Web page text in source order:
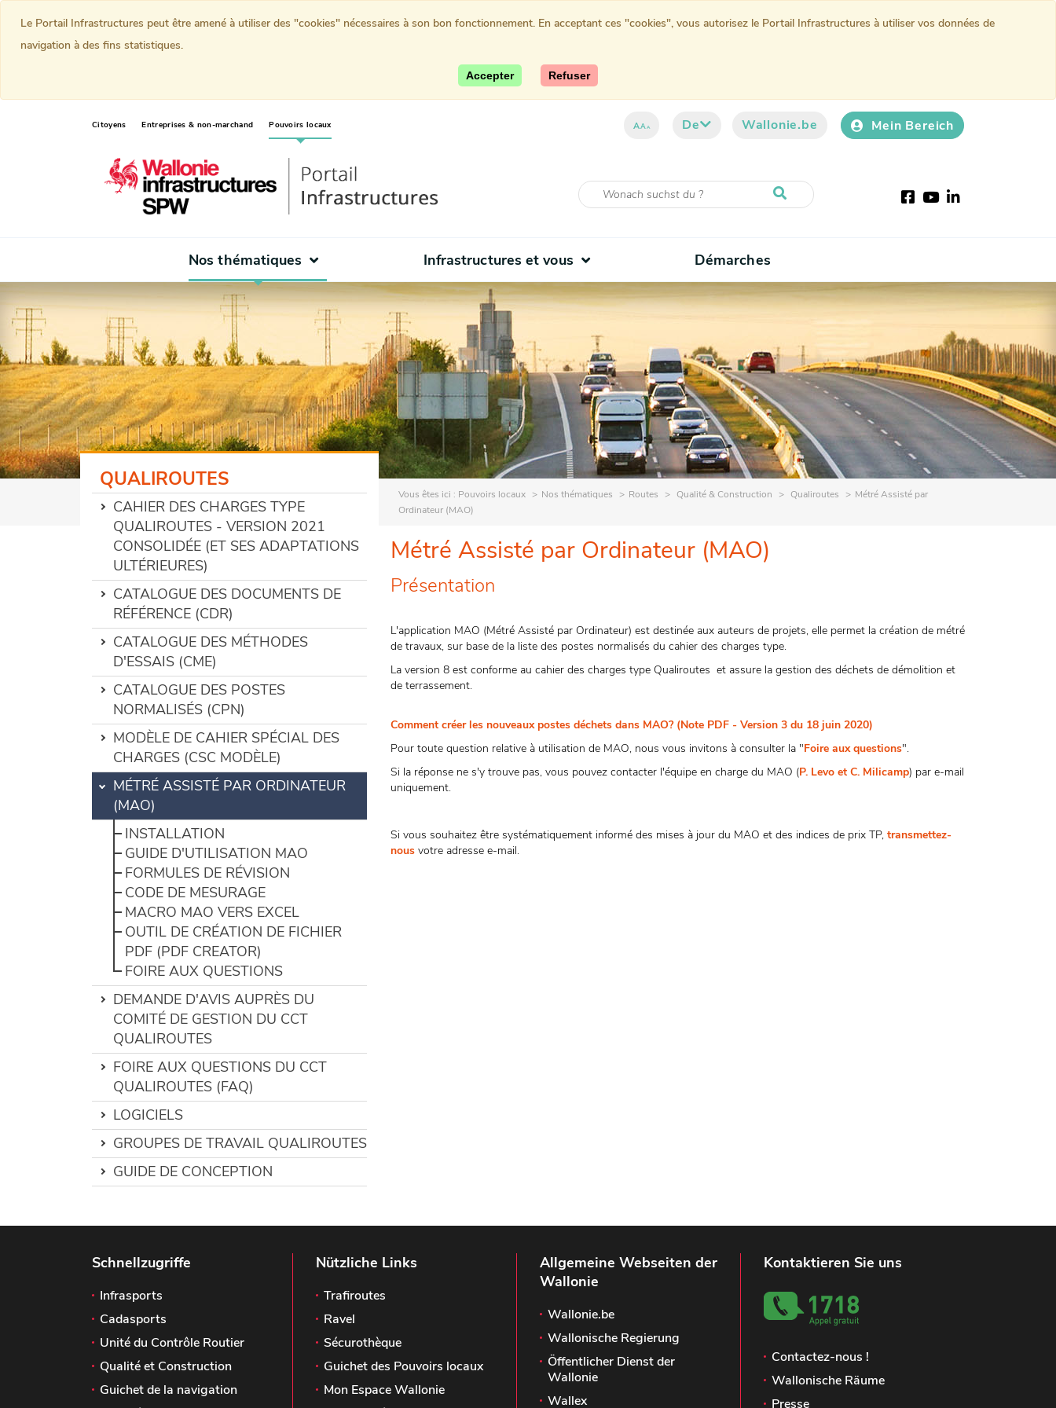
Citoyens Entreprises & non-marchand Pouvoirs locaux(current) AAA De Wallonie.be Mein Bereich
Facebook
YoutubeLinkedIn
Nos thématiques Infrastructures et vous Démarches
Vous êtes ici : Pouvoirs locaux Nos thématiques Routes Qualité & Construction Qualiroutes
Métré Assisté par
Ordinateur (MAO)
QUALIROUTES
CAHIER DES CHARGES TYPE
QUALIROUTES - VERSION 2021
CONSOLIDÉE (ET SES ADAPTATIONS
ULTÉRIEURES)
CATALOGUE DES DOCUMENTS DE
RÉFÉRENCE (CDR)
CATALOGUE DES MÉTHODES
D'ESSAIS (CME)
CATALOGUE DES POSTES
NORMALISÉS (CPN)
MODÈLE DE CAHIER SPÉCIAL DES
CHARGES (CSC MODÈLE)
MÉTRÉ ASSISTÉ PAR ORDINATEUR
(MAO)
INSTALLATION
GUIDE D'UTILISATION MAO
FORMULES DE RÉVISION
CODE DE MESURAGE
MACRO MAO VERS EXCEL
OUTIL DE CRÉATION DE FICHIER
PDF (PDF CREATOR)
FOIRE AUX QUESTIONS
DEMANDE D'AVIS AUPRÈS DU
COMITÉ DE GESTION DU CCT
QUALIROUTES
FOIRE AUX QUESTIONS DU CCT
QUALIROUTES (FAQ)
LOGICIELS
GROUPES DE TRAVAIL QUALIROUTES
GUIDE DE CONCEPTION
Métré Assisté par Ordinateur (MAO)
Présentation
L'application MAO (Métré Assisté par Ordinateur) est destinée aux auteurs de projets, elle permet la création de métré
de travaux, sur base de la liste des postes normalisés du cahier des charges type.
La version 8 est conforme au cahier des charges type Qualiroutes et assure la gestion des déchets de démolition et
de terrassement.
Comment créer les nouveaux postes déchets dans MAO? (Note PDF - Version 3 du 18 juin 2020)
Pour toute question relative à utilisation de MAO, nous vous invitons à consulter la "Foire aux questions".
Si la réponse ne s'y trouve pas, vous pouvez contacter l'équipe en charge du MAO (P. Levo et C. Milicamp) par e-mail
uniquement.
Si vous souhaitez être systématiquement informé des mises à jour du MAO et des indices de prix TP, transmettez-
nous votre adresse e-mail.
Schnellzugriffe
Infrasports
Cadasports
Unité du Contrôle Routier
Qualité et Construction
Guichet de la navigation
Nützliche Links
Trafiroutes
Ravel
Sécurothèque
Guichet des Pouvoirs locaux
Mon Espace Wallonie
Allgemeine Webseiten der
Wallonie
Wallonie.be
Wallonische Regierung
Öffentlicher Dienst der
Wallonie
Wallex
Kontaktieren Sie uns
Contactez-nous !
Wallonische Räume
Presse
Le Portail Infrastructures peut être amené à utiliser des "cookies" nécessaires à son bon fonctionnement. En acceptant ces "cookies", vous autorisez le Portail Infrastructures à utiliser vos données de
navigation à des fins statistiques.
Accepter Refuser